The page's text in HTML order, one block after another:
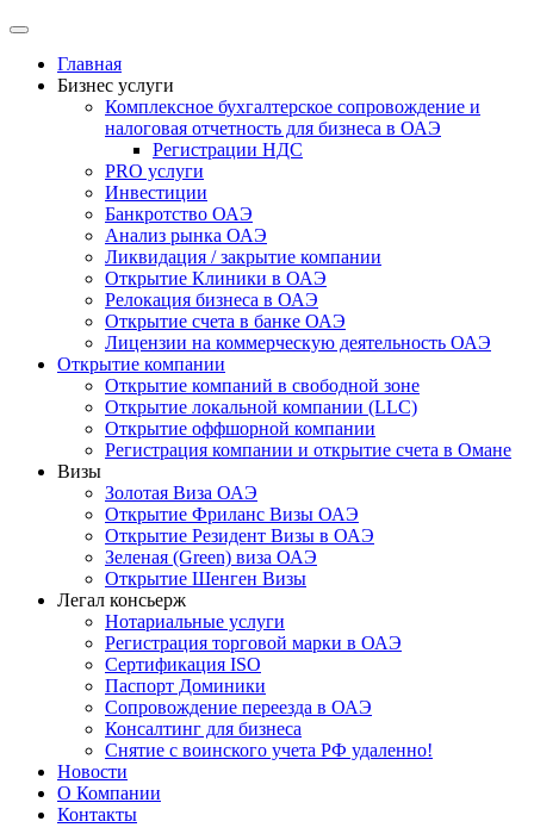
Главная
Бизнес услуги
Комплексное бухгалтерское сопровождение и
налоговая отчетность для бизнеса в ОАЭ
Регистрации НДС
PRO услуги
Инвестиции
Банкротство ОАЭ
Анализ рынка ОАЭ
Ликвидация / закрытие компании
Открытие Клиники в ОАЭ
Релокация бизнеса в ОАЭ
Открытие счета в банке ОАЭ
Лицензии на коммерческую деятельность ОАЭ
Открытие компании
Открытие компаний в свободной зоне
Открытие локальной компании (LLC)
Открытие оффшорной компании
Регистрация компании и открытие счета в Омане
Визы
Золотая Виза ОАЭ
Открытие Фриланс Визы ОАЭ
Открытие Резидент Визы в ОАЭ
Зеленая (Green) виза ОАЭ
Открытие Шенген Визы
Легал консьерж
Нотариальные услуги
Регистрация торговой марки в ОАЭ
Сертификация ISO
Паспорт Доминики
Сопровождение переезда в ОАЭ
Консалтинг для бизнеса
Снятие с воинского учета РФ удаленно!
Новости
О Компании
Контакты